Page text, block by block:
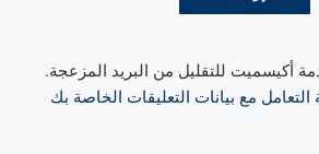
أكيسميت للتقليل من البريد المزعجة.
مع بيانات التعليقات الخاصة بك